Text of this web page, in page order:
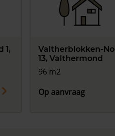
1,
Valtherblokken-
13, Valthermond
96 m2
Op aanvraag